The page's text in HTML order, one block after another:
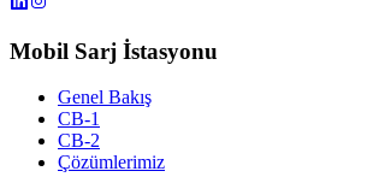
Mobil Sarj İstasyonu
Genel Bakış
CB-1
CB-2
Çözümlerimiz